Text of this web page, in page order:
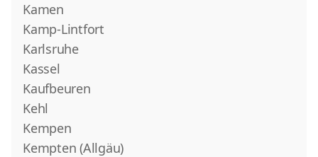
Kamen
Kamp-Lintfort
Karlsruhe
Kassel
Kaufbeuren
Kehl
Kempen
Kempten (Allgäu)